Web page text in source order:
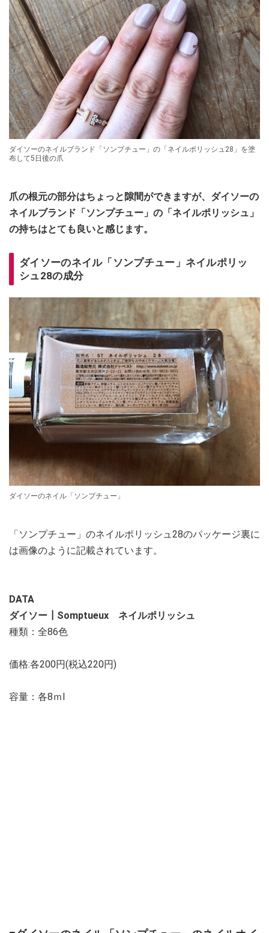
ダイソーのネイルブランド「ソンプチュー」の「ネイルポリッシュ28」を塗
布して5日後の爪
爪の根元の部分はちょっと隙間ができますが、ダイソーの
ネイルブランド「ソンプチュー」の「ネイルポリッシュ」
の持ちはとても良いと感じます。
ダイソーのネイル「ソンプチュー」ネイルポリッ
シュ28の成分
ダイソーのネイル「ソンプチュー」
「ソンプチュー」のネイルポリッシュ28のパッケージ裏に
は画像のように記載されています。
DATA
ダイソー┃Somptueux ネイルポリッシュ
種類：全86色
価格:各200円(税込220円)
容量：各8ｍl